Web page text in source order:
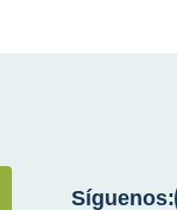
Síguenos: